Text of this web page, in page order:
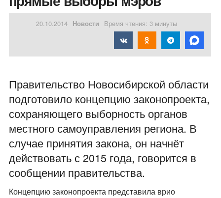
20.10.2014 Новости Время чтения: 3 минуты
Правительство Новосибирской области
подготовило концепцию законопроекта,
сохраняющего выборность органов
местного самоуправления региона. В
случае принятия закона, он начнёт
действовать с 2015 года, говорится в
сообщении правительства.
Концепцию законопроекта представила врио